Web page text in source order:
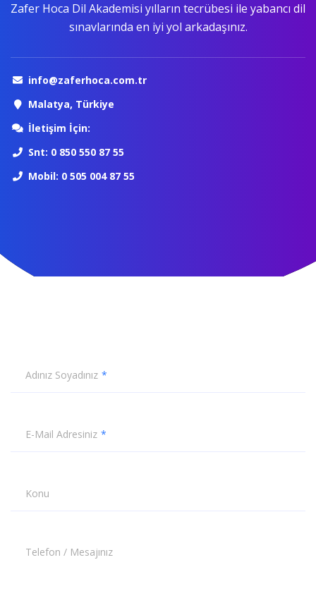
Zafer Hoca Dil Akademisi yılların tecrübesi ile yabancı dil
sınavlarında en iyi yol arkadaşınız.
info@zaferhoca.com.tr
Malatya, Türkiye
İletişim İçin:
Snt: 0 850 550 87 55
Mobil: 0 505 004 87 55
Adınız Soyadınız
E-Mail Adresiniz
Konu
Telefon / Mesajınız